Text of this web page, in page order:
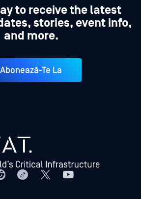
to receive the latest
stories, event info,
and more.
Abonează-Te La